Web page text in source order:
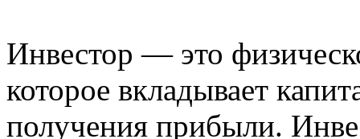
Инвестор — это
которое вкладывает
получения прибыли.